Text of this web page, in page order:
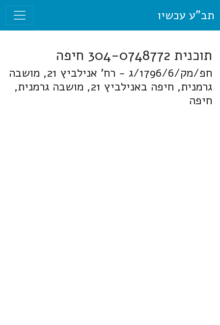
תב"ע עכשיו
תוכנית 304-0748772 חיפה
חפ/מק/1796/6/ג - רח' אנילביץ 21, מושבה
גרמנית, חיפה באנילביץ 21, מושבה גרמנית,
חיפה